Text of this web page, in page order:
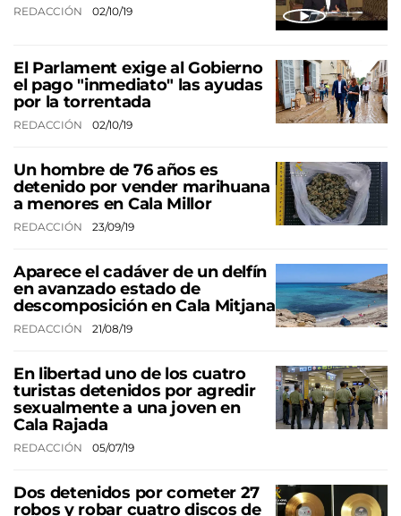
REDACCIÓN 02/10/19
El Parlament exige al Gobierno
el pago "inmediato" las ayudas
por la torrentada
REDACCIÓN 02/10/19
Un hombre de 76 años es
detenido por vender marihuana
a menores en Cala Millor
REDACCIÓN 23/09/19
Aparece el cadáver de un delfín
en avanzado estado de
descomposición en Cala Mitjana
REDACCIÓN 21/08/19
En libertad uno de los cuatro
turistas detenidos por agredir
sexualmente a una joven en
Cala Rajada
REDACCIÓN 05/07/19
Dos detenidos por cometer 27
robos y robar cuatro discos de